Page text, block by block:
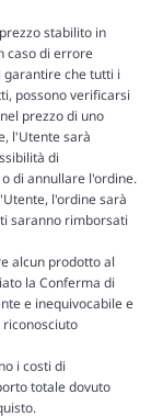
stabilito in
caso di errore
garantire che tutti i
possono verificarsi
prezzo di uno
l'Utente sarà
di
di annullare l'ordine.
l'ordine sarà
saranno rimborsati
alcun prodotto al
la Conferma di
e inequivocabile e
i costi di
totale dovuto